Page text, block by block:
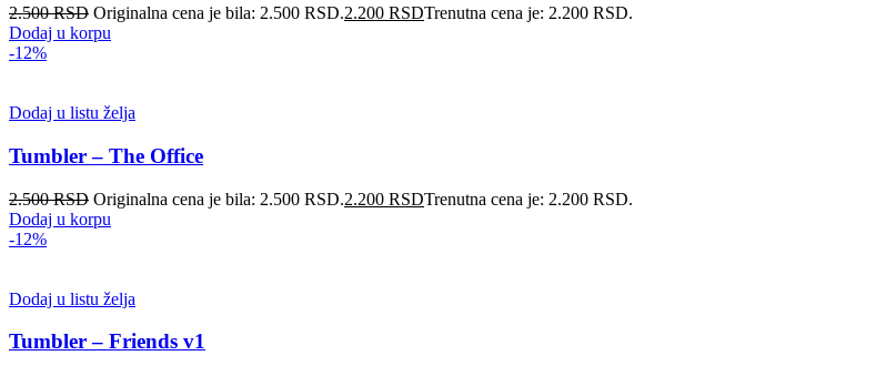
2.500RSD Originalna cena je bila: 2.500 RSD.2.200 RSDTrenutna cena je: 2.200 RSD.
Dodaj u korpu
-12%
Dodaj u listu želja
Tumbler – The Office
2.500RSD Originalna cena je bila: 2.500 RSD.2.200 RSDTrenutna cena je: 2.200 RSD.
Dodaj u korpu
-12%
Dodaj u listu želja
Tumbler – Friends v1